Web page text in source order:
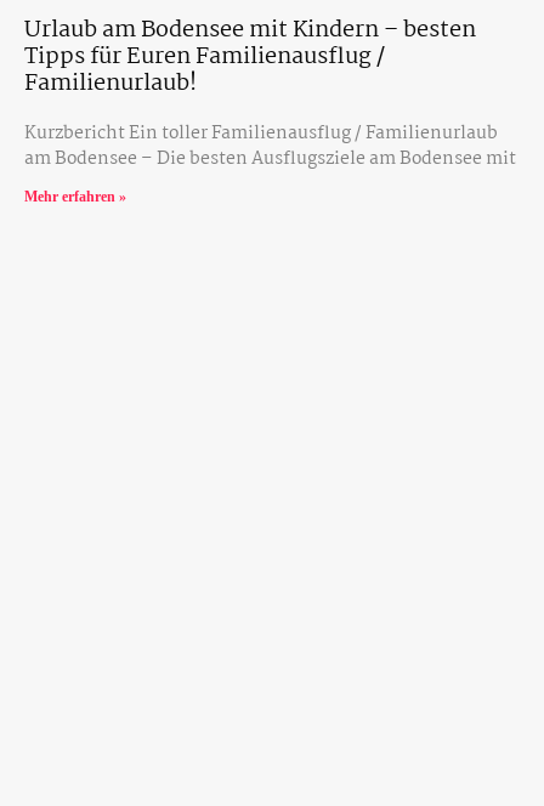
Urlaub am Bodensee mit Kindern – besten
Tipps für Euren Familienausflug /
Familienurlaub!
Kurzbericht Ein toller Familienausflug / Familienurlaub
am Bodensee – Die besten Ausflugsziele am Bodensee mit
Mehr erfahren »